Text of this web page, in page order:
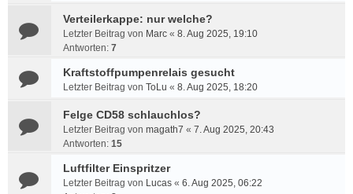
Verteilerkappe: nur welche?
Letzter Beitrag von Marc « 8. Aug 2025, 19:10
Antworten: 7
Kraftstoffpumpenrelais gesucht
Letzter Beitrag von ToLu « 8. Aug 2025, 18:20
Felge CD58 schlauchlos?
Letzter Beitrag von magath7 « 7. Aug 2025, 20:43
Antworten: 15
Luftfilter Einspritzer
Letzter Beitrag von Lucas « 6. Aug 2025, 06:22